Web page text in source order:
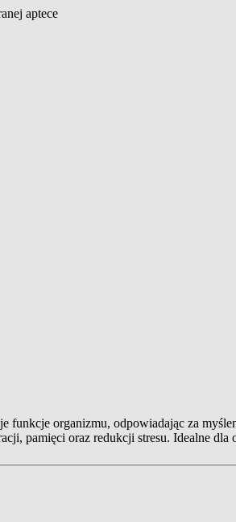
aptece
organizmu, odpowiadając za
pamięci oraz redukcji stresu. Idealne